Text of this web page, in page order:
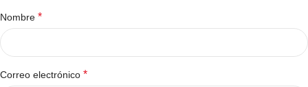
Nombre *
Correo electrónico *